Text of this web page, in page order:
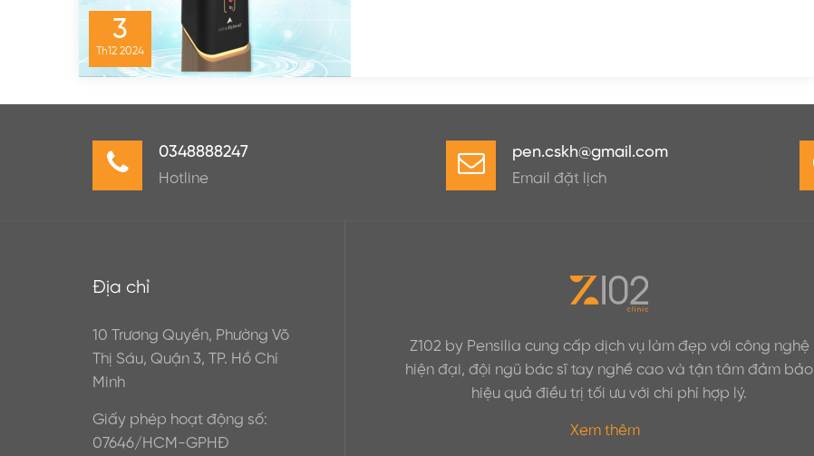
3
Th12 2024
0348888247
Hotline
pen.cskh@gmail.com
Email đặt lịch
Địa chỉ
10 Trương Quyền, Phường Võ
Thị Sáu, Quận 3, TP. Hồ Chí
Minh
Giấy phép hoạt động số:
07646/HCM-GPHĐ
Z102 by Pensilia cung cấp dịch vụ làm đẹp với công nghệ
hiện đại, đội ngũ bác sĩ tay nghề cao và tận tâm đảm bảo
hiệu quả điều trị tối ưu với chi phí hợp lý.
Xem thêm